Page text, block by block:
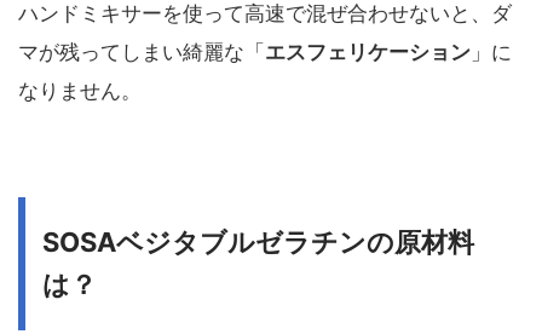
ハンドミキサーを使って高速で混ぜ合わせないと、ダ
マが残ってしまい綺麗な「 エスフェリケーション 」に
なりません。
SOSAベジタブルゼラチンの原材料
は？